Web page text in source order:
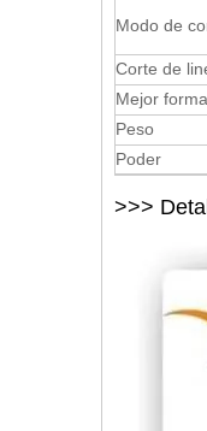
Modo de
Corte de
Mejor
Peso
Poder
>>>